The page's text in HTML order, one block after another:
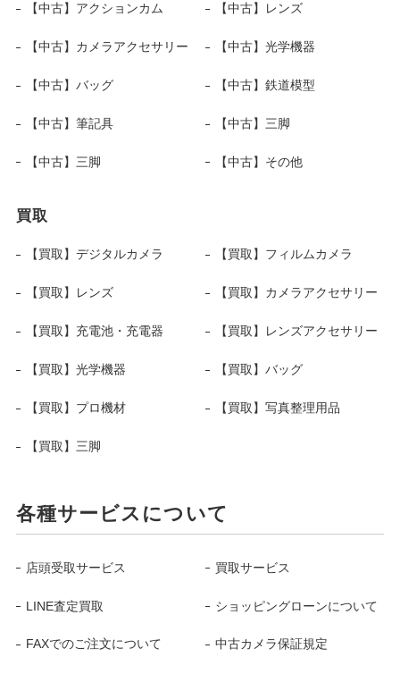
【中古】アクションカム 【中古】レンズ
【中古】カメラアクセサリー 【中古】光学機器
【中古】バッグ 【中古】鉄道模型
【中古】筆記具 【中古】三脚
【中古】三脚 【中古】その他
買取
【買取】デジタルカメラ 【買取】フィルムカメラ
【買取】レンズ 【買取】カメラアクセサリー
【買取】充電池・充電器 【買取】レンズアクセサリー
【買取】光学機器 【買取】バッグ
【買取】プロ機材 【買取】写真整理用品
【買取】三脚
各種サービスについて
店頭受取サービス 買取サービス
LINE査定買取 ショッピングローンについて
FAXでのご注文について 中古カメラ保証規定